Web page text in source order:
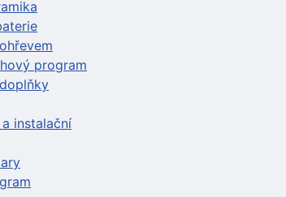
program
instalační